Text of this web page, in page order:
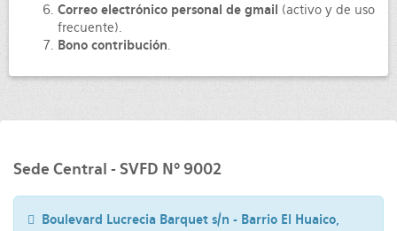
Correo electrónico personal de gmail (activo y de uso
frecuente).
Bono contribución
Sede Central - SVFD Nº 9002
Boulevard Lucrecia Barquet s/n - Barrio El Huaico,